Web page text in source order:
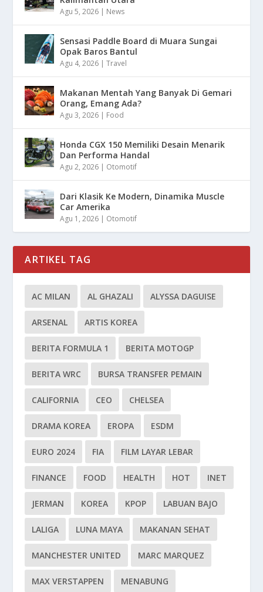
Agu 5, 2026 | News
Sensasi Paddle Board di Muara Sungai
Opak Baros Bantul
Agu 4, 2026 |Travel
Makanan Mentah Yang Banyak Di Gemari
Orang, Emang Ada?
Agu 3, 2026 | Food
Honda CGX 150 Memiliki Desain Menarik
Dan Performa Handal
Agu 2, 2026 | Otomotif
Dari Klasik Ke Modern, Dinamika Muscle
Car Amerika
Agu 1, 2026 | Otomotif
ARTIKEL TAG
AC MILAN AL GHAZALI ALYSSA DAGUISE
ARSENAL ARTIS KOREA
BERITA FORMULA 1 BERITA MOTOGP
BERITA WRC BURSA TRANSFER PEMAIN
CALIFORNIA CEO CHELSEA
DRAMA KOREA EROPA ESDM
EURO 2024 FIA FILM LAYAR LEBAR
FINANCE FOOD HEALTH HOT INET
JERMAN KOREA KPOP LABUAN BAJO
LALIGA LUNA MAYA MAKANAN SEHAT
MANCHESTER UNITED MARC MARQUEZ
MAX VERSTAPPEN MENABUNG